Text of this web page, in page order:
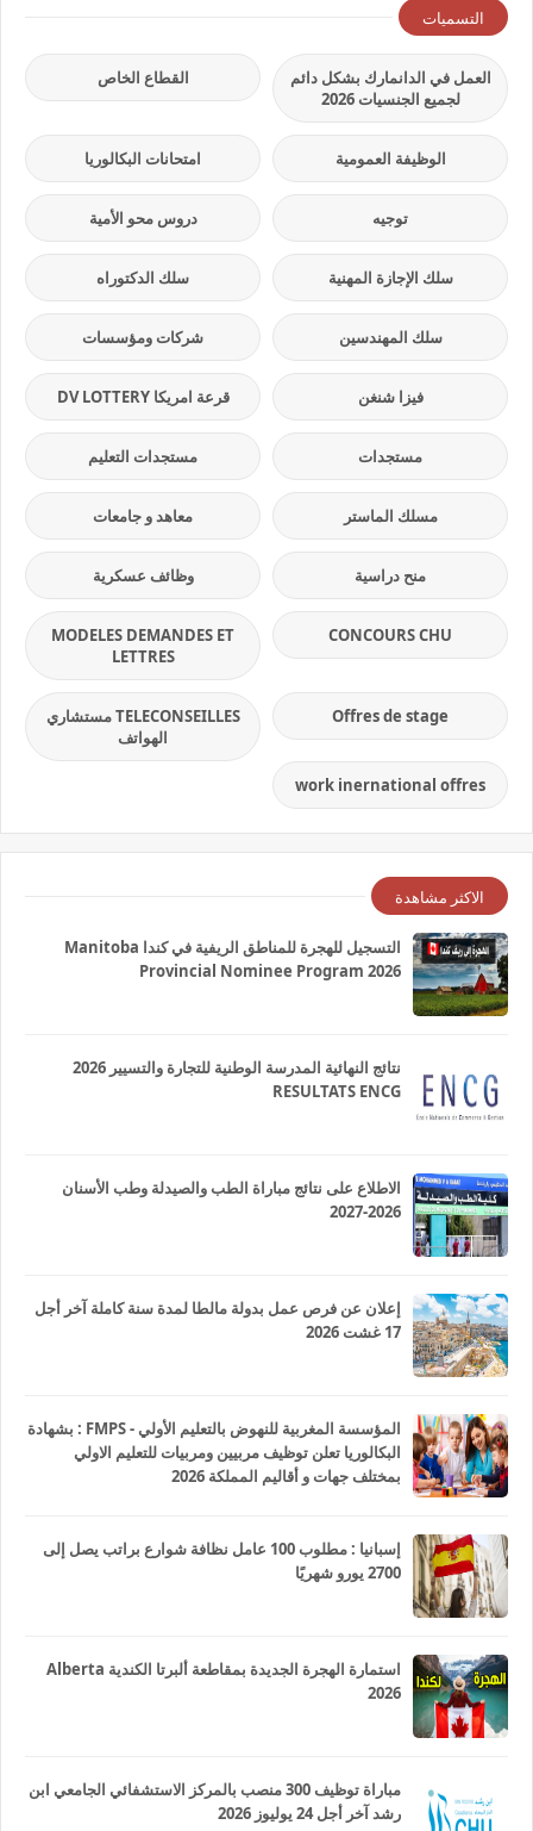
التسميات
العمل في الدانمارك بشكل دائم
لجميع الجنسيات 2026
القطاع الخاص
الوظيفة العمومية امتحانات البكالوريا
توجيه دروس محو الأمية
سلك الإجازة المهنية سلك الدكتوراه
سلك المهندسين شركات ومؤسسات
فيزا شنغن قرعة امريكا DV LOTTERY
مستجدات مستجدات التعليم
مسلك الماستر معاهد و جامعات
منح دراسية وظائف عسكرية
CONCOURS CHU
MODELES DEMANDES ET
LETTRES
Offres de stage
TELECONSEILLES مستشاري
الهواتف
work inernational offres
الاكثر مشاهدة
التسجيل للهجرة للمناطق الريفية في كندا Manitoba
Provincial Nominee Program 2026
نتائج النهائية المدرسة الوطنية للتجارة والتسيير 2026
RESULTATS ENCG
الاطلاع على نتائج مباراة الطب والصيدلة وطب الأسنان
2026-2027
إعلان عن فرص عمل بدولة مالطا لمدة سنة كاملة آخر أجل
17 غشت 2026
المؤسسة المغربية للنهوض بالتعليم الأولي - FMPS : بشهادة
البكالوريا تعلن توظيف مربيين ومربيات للتعليم الاولي
بمختلف جهات و أقاليم المملكة 2026
إسبانيا : مطلوب 100 عامل نظافة شوارع براتب يصل إلى
2700 يورو شهريًا
استمارة الهجرة الجديدة بمقاطعة ألبرتا الكندية Alberta
2026
مباراة توظيف 300 منصب بالمركز الاستشفائي الجامعي ابن
رشد آخر أجل 24 يوليوز 2026